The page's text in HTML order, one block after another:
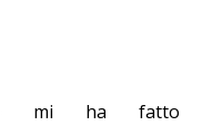
mi ha fatto